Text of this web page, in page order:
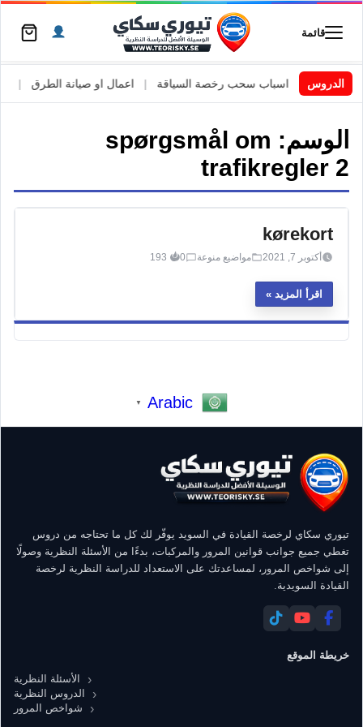
قائمة
الدروس
السويد | اسباب سحب رخصة السياقة اعمال او صيانة الطرق
الوسم: spørgsmål om
trafikregler 2
kørekort
أكتوبر 7, 2021 مواضيع منوعة 0
193
اقرأ المزيد
Arabic
▼
تيوري سكاي لرخصة القيادة في السويد يوفّر لك كل ما تحتاجه من دروس
تغطي جميع جوانب قوانين المرور والمركبات، بدءًا من الأسئلة النظرية وصولًا
إلى شواخص المرور، لمساعدتك على الاستعداد للدراسة النظرية لرخصة
القيادة السويدية.
خريطة الموقع
الأسئلة النظرية
الدروس النظرية
شواخص المرور